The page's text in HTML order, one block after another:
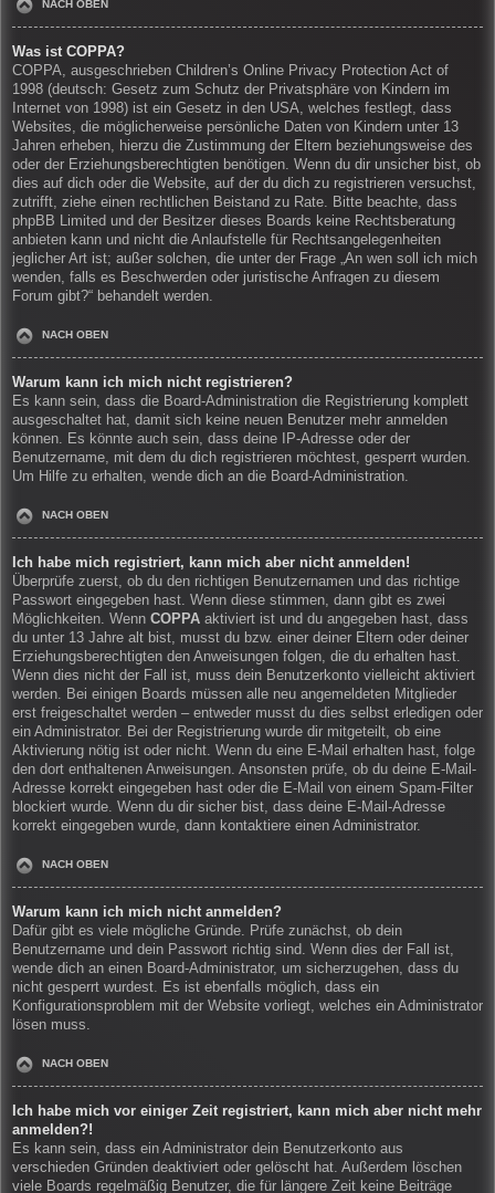
NACH OBEN
Was ist COPPA?
COPPA, ausgeschrieben Children’s Online Privacy Protection Act of
1998 (deutsch: Gesetz zum Schutz der Privatsphäre von Kindern im
Internet von 1998) ist ein Gesetz in den USA, welches festlegt, dass
Websites, die möglicherweise persönliche Daten von Kindern unter 13
Jahren erheben, hierzu die Zustimmung der Eltern beziehungsweise des
oder der Erziehungsberechtigten benötigen. Wenn du dir unsicher bist, ob
dies auf dich oder die Website, auf der du dich zu registrieren versuchst,
zutrifft, ziehe einen rechtlichen Beistand zu Rate. Bitte beachte, dass
phpBB Limited und der Besitzer dieses Boards keine Rechtsberatung
anbieten kann und nicht die Anlaufstelle für Rechtsangelegenheiten
jeglicher Art ist; außer solchen, die unter der Frage „An wen soll ich mich
wenden, falls es Beschwerden oder juristische Anfragen zu diesem
Forum gibt?“ behandelt werden.
NACH OBEN
Warum kann ich mich nicht registrieren?
Es kann sein, dass die Board-Administration die Registrierung komplett
ausgeschaltet hat, damit sich keine neuen Benutzer mehr anmelden
können. Es könnte auch sein, dass deine IP-Adresse oder der
Benutzername, mit dem du dich registrieren möchtest, gesperrt wurden.
Um Hilfe zu erhalten, wende dich an die Board-Administration.
NACH OBEN
Ich habe mich registriert, kann mich aber nicht anmelden!
Überprüfe zuerst, ob du den richtigen Benutzernamen und das richtige
Passwort eingegeben hast. Wenn diese stimmen, dann gibt es zwei
Möglichkeiten. Wenn COPPA aktiviert ist und du angegeben hast, dass
du unter 13 Jahre alt bist, musst du bzw. einer deiner Eltern oder deiner
Erziehungsberechtigten den Anweisungen folgen, die du erhalten hast.
Wenn dies nicht der Fall ist, muss dein Benutzerkonto vielleicht aktiviert
werden. Bei einigen Boards müssen alle neu angemeldeten Mitglieder
erst freigeschaltet werden – entweder musst du dies selbst erledigen oder
ein Administrator. Bei der Registrierung wurde dir mitgeteilt, ob eine
Aktivierung nötig ist oder nicht. Wenn du eine E-Mail erhalten hast, folge
den dort enthaltenen Anweisungen. Ansonsten prüfe, ob du deine E-Mail-
Adresse korrekt eingegeben hast oder die E-Mail von einem Spam-Filter
blockiert wurde. Wenn du dir sicher bist, dass deine E-Mail-Adresse
korrekt eingegeben wurde, dann kontaktiere einen Administrator.
NACH OBEN
Warum kann ich mich nicht anmelden?
Dafür gibt es viele mögliche Gründe. Prüfe zunächst, ob dein
Benutzername und dein Passwort richtig sind. Wenn dies der Fall ist,
wende dich an einen Board-Administrator, um sicherzugehen, dass du
nicht gesperrt wurdest. Es ist ebenfalls möglich, dass ein
Konfigurationsproblem mit der Website vorliegt, welches ein Administrator
lösen muss.
NACH OBEN
Ich habe mich vor einiger Zeit registriert, kann mich aber nicht mehr
anmelden?!
Es kann sein, dass ein Administrator dein Benutzerkonto aus
verschieden Gründen deaktiviert oder gelöscht hat. Außerdem löschen
viele Boards regelmäßig Benutzer, die für längere Zeit keine Beiträge